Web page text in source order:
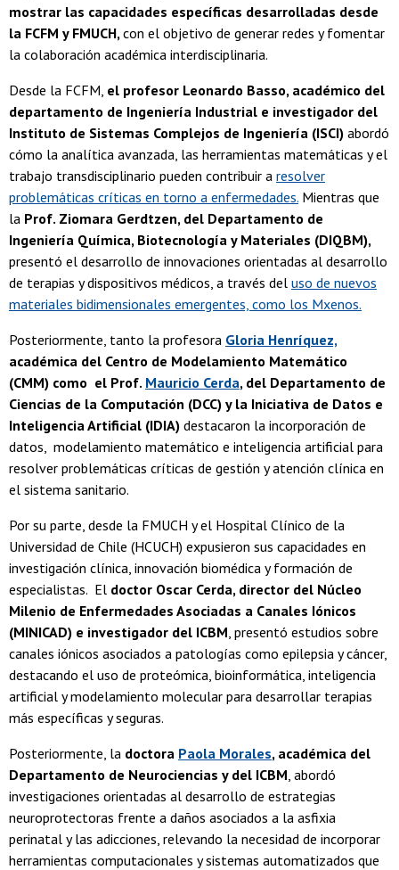
mostrar las capacidades específicas desarrolladas desde
la FCFM y FMUCH, con el objetivo de generar redes y fomentar
la colaboración académica interdisciplinaria.
Desde la FCFM, el profesor Leonardo Basso, académico del
departamento de Ingeniería Industrial e investigador del
Instituto de Sistemas Complejos de Ingeniería (ISCI) abordó
cómo la analítica avanzada, las herramientas matemáticas y el
trabajo transdisciplinario pueden contribuir a resolver
problemáticas críticas en torno a enfermedades. Mientras que
la Prof. Ziomara Gerdtzen, del Departamento de
Ingeniería Química, Biotecnología y Materiales (DIQBM),
presentó el desarrollo de innovaciones orientadas al desarrollo
de terapias y dispositivos médicos, a través del uso de nuevos
materiales bidimensionales emergentes, como los Mxenos.
Posteriormente, tanto la profesora Gloria Henríquez,
académica del Centro de Modelamiento Matemático
(CMM) como el Prof. Mauricio Cerda, del Departamento de
Ciencias de la Computación (DCC) y la Iniciativa de Datos e
Inteligencia Artificial (IDIA) destacaron la incorporación de
datos, modelamiento matemático e inteligencia artificial para
resolver problemáticas críticas de gestión y atención clínica en
el sistema sanitario.
Por su parte, desde la FMUCH y el Hospital Clínico de la
Universidad de Chile (HCUCH) expusieron sus capacidades en
investigación clínica, innovación biomédica y formación de
especialistas. El doctor Oscar Cerda, director del Núcleo
Milenio de Enfermedades Asociadas a Canales Iónicos
(MINICAD) e investigador del ICBM , presentó estudios sobre
canales iónicos asociados a patologías como epilepsia y cáncer,
destacando el uso de proteómica, bioinformática, inteligencia
artificial y modelamiento molecular para desarrollar terapias
más específicas y seguras.
Posteriormente, la doctora Paola Morales, académica del
Departamento de Neurociencias y del ICBM , abordó
investigaciones orientadas al desarrollo de estrategias
neuroprotectoras frente a daños asociados a la asfixia
perinatal y las adicciones, relevando la necesidad de incorporar
herramientas computacionales y sistemas automatizados que